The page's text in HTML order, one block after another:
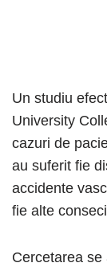
Un studiu
University
cazuri de
au suferit fie
accidente
fie alte
Cercetarea